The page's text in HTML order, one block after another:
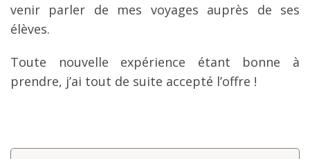
Sites utiles
Le logement en voyage
venir parler de mes voyages auprès de ses
élèves.
Toute nouvelle expérience étant bonne à
prendre, j’ai tout de suite accepté l’offre !